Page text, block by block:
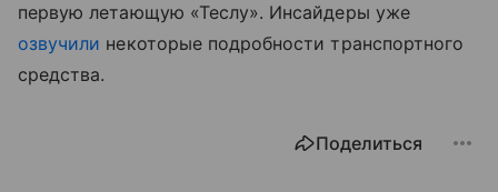
первую летающую «Теслу». Инсайдеры уже
озвучили некоторые подробности транспортного
средства.
Поделиться